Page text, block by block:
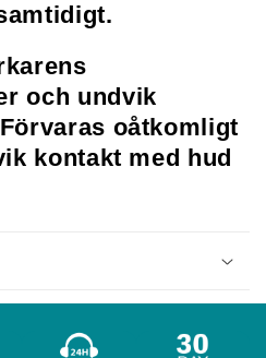
och undvik
oåtkomligt
kontakt med hud